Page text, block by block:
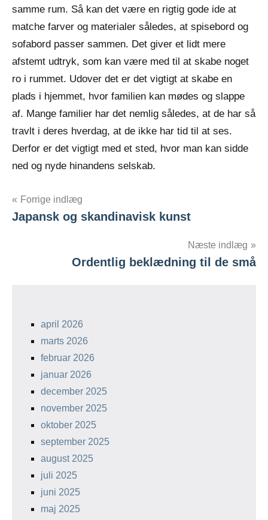
samme rum. Så kan det være en rigtig gode ide at
matche farver og materialer således, at spisebord og
sofabord passer sammen. Det giver et lidt mere
afstemt udtryk, som kan være med til at skabe noget
ro i rummet. Udover det er det vigtigt at skabe en
plads i hjemmet, hvor familien kan mødes og slappe
af. Mange familier har det nemlig således, at de har så
travlt i deres hverdag, at de ikke har tid til at ses.
Derfor er det vigtigt med et sted, hvor man kan sidde
ned og nyde hinandens selskab.
Indlægsnavigation
Forrige indlæg
Japansk og skandinavisk kunst
Næste indlæg
Ordentlig beklædning til de små
april 2026
marts 2026
februar 2026
januar 2026
december 2025
november 2025
oktober 2025
september 2025
august 2025
juli 2025
juni 2025
maj 2025